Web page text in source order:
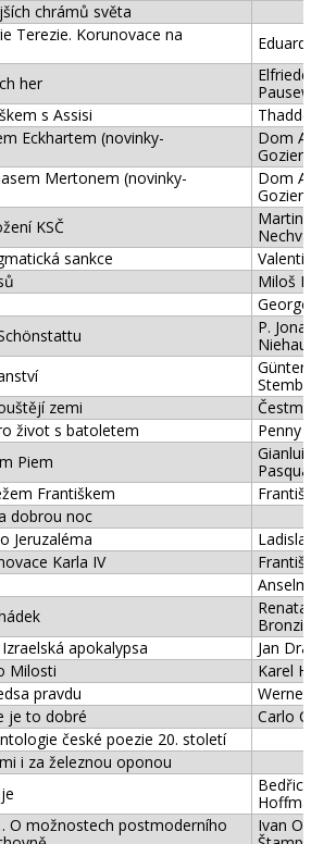
chrámů světa
Terezie. Korunovace na
Eduard
her
Elfriede
s Assisi
Thaddee
Eckhartem (novinky-
Dom
Gozier
Mertonem (novinky-
Dom
Gozier
KSČ
Martin
Nechvátal
sankce
Valentin
Miloš
George
P.
Niehaus
Günter
zemi
Čestmír
život s batoletem
Penny
Piem
Gianluigi
Pasquale
Františkem
František,
dobrou noc
Jeruzaléma
Ladislav
Karla IV
František
Anselm
Renata
apokalypsa
Jan Dražan
Milosti
Karel
pravdu
Werner
je to dobré
Carlo
české poezie 20. století
i za železnou oponou
Bedřich
Hoffmann
O možnostech postmoderního
Ivan Odilo